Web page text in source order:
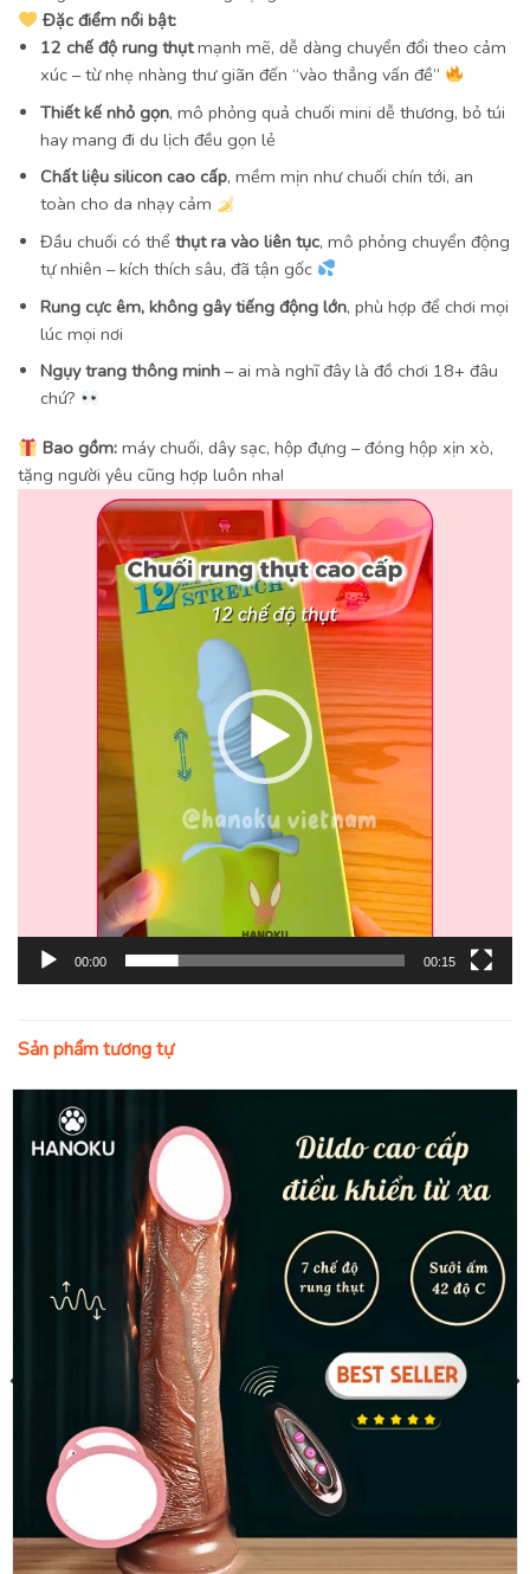
Đặc điểm nổi bật:
12 chế độ rung thụtmạnh mẽ, dễ dàng chuyển đổi theo cảm
xúc – từ nhẹ nhàng thư giãn đến “vào thẳng vấn đề”
Thiết kế nhỏ gọn, mô phỏng quả chuối mini dễ thương, bỏ túi
hay mang đi du lịch đều gọn lẻ
Chất liệu silicon cao cấp, mềm mịn như chuối chín tới, an
toàn cho da nhạy cảm
Đầu chuối có thể thụt ra vào liên tục, mô phỏng chuyển động
tự nhiên – kích thích sâu, đã tận gốc
Rung cực êm, không gây tiếng động lớn, phù hợp để chơi mọi
lúc mọi nơi
Ngụy trang thông minh– ai mà nghĩ đây là đồ chơi 18+ đâu
chứ?
Bao gồm:máy chuối, dây sạc, hộp đựng – đóng hộp xịn xò,
tặng người yêu cũng hợp luôn nha!
00:00 00:15
1
Sản phẩm tương tự